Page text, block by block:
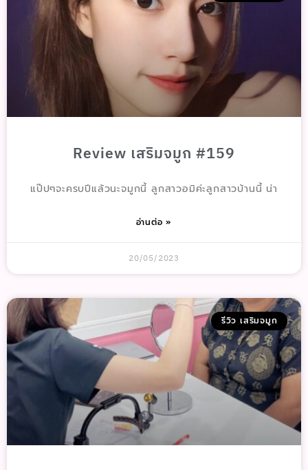
Review เสริมจมูก #159
แป๊ปๆจะครบปีแล้วนะจมูกนี้ ลูกสาวอมิค่ะลูกสาวบ้านนี้ น่า
อ่านต่อ »
20/05/2023
รีวิว เสริมจมูก